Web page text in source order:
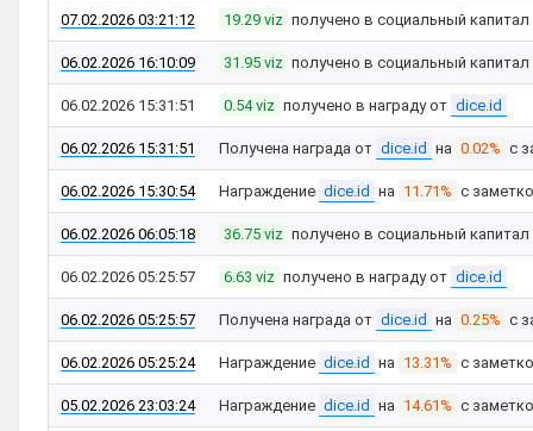
07.02.2026 03:21:12 19.29 viz получено в социальный
06.02.2026 16:10:09 31.95 viz получено в социальный
06.02.2026 15:31:51 0.54 viz получено в награду от dice.id
06.02.2026 15:31:51 Получена награда от dice.id на 0.02% с
06.02.2026 15:30:54 Награждение dice.id на 11.71% с
06.02.2026 06:05:18 36.75 viz получено в социальный
06.02.2026 05:25:57 6.63 viz получено в награду от dice.id
06.02.2026 05:25:57 Получена награда от dice.id на 0.25% с
06.02.2026 05:25:24 Награждение dice.id на 13.31% с
05.02.2026 23:03:24 Награждение dice.id на 14.61% с